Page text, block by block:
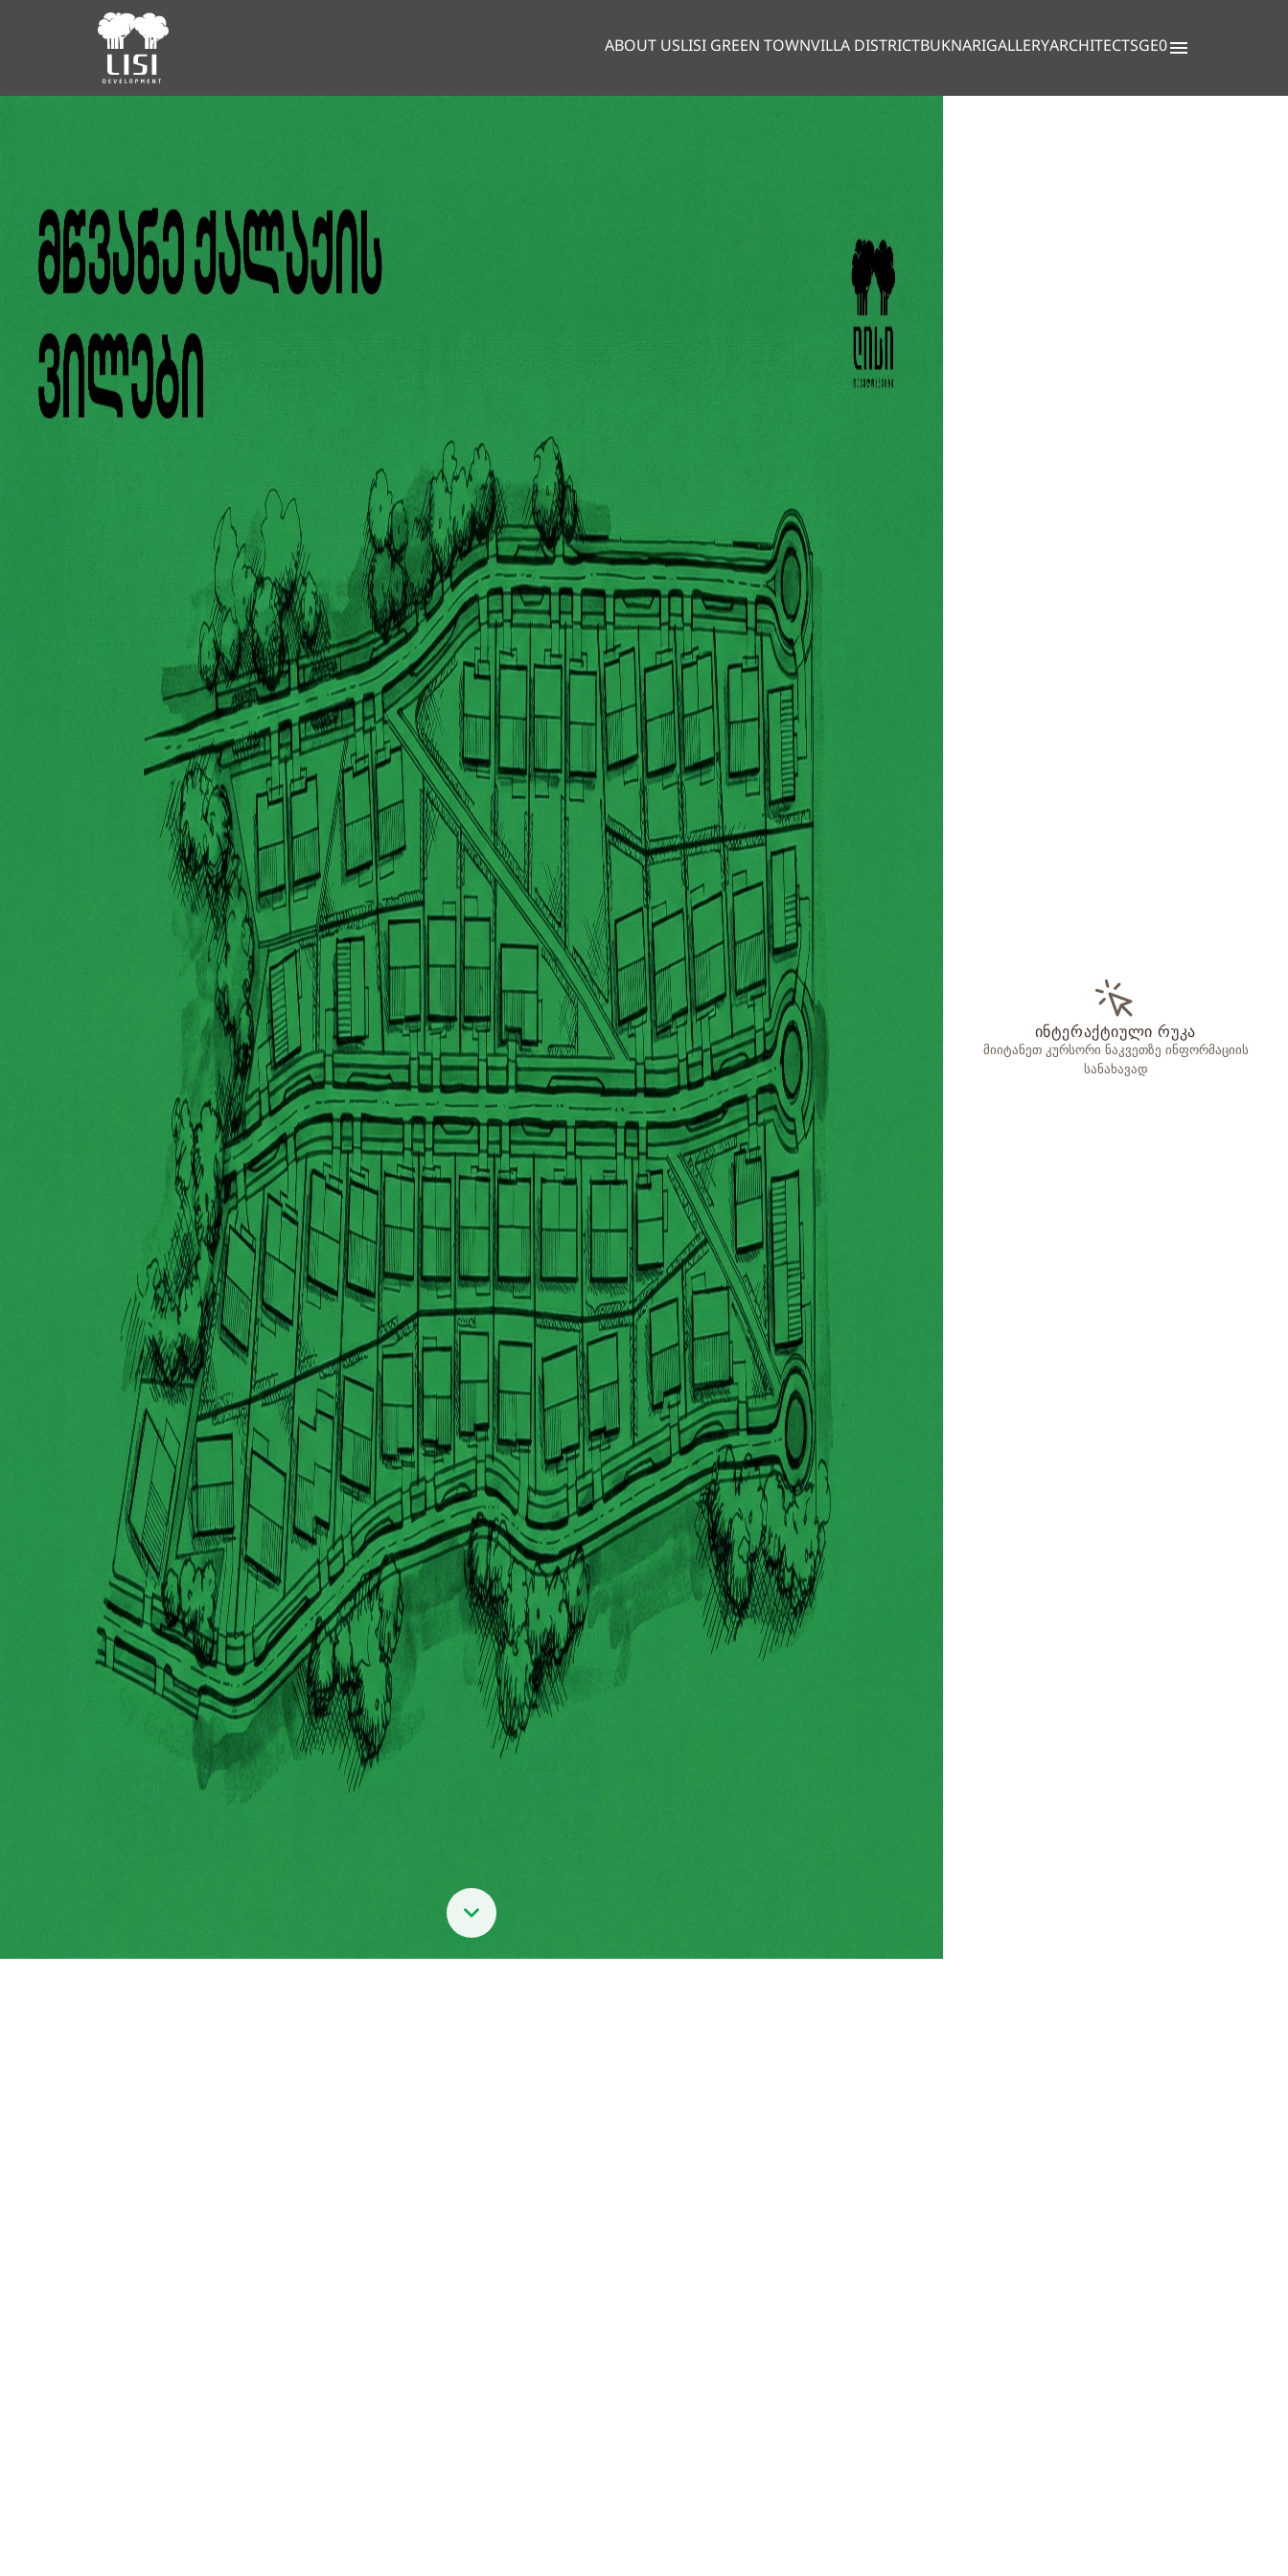
ABOUT USLISI GREEN TOWNVILLA DISTRICTBUKNARIGALLERYARCHITECTSGE0
ინტერაქტიული რუკა
მიიტანეთ კურსორი ნაკვეთზე ინფორმაციის
სანახავად